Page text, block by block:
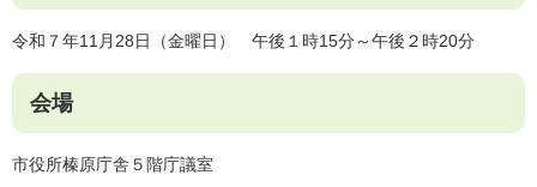
令和７年11月28日（金曜日） 午後１時15分～午後２時20分
会場
市役所榛原庁舎５階庁議室